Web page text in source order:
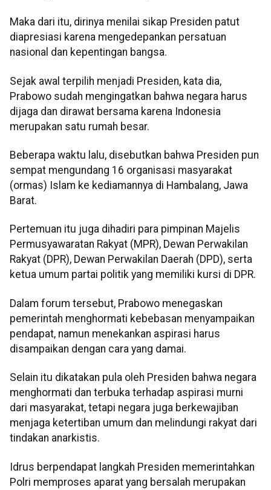
Maka dari itu, dirinya menilai sikap Presiden patut
diapresiasi karena mengedepankan persatuan
nasional dan kepentingan bangsa.
Sejak awal terpilih menjadi Presiden, kata dia,
Prabowo sudah mengingatkan bahwa negara harus
dijaga dan dirawat bersama karena Indonesia
merupakan satu rumah besar.
Beberapa waktu lalu, disebutkan bahwa Presiden pun
sempat mengundang 16 organisasi masyarakat
(ormas) Islam ke kediamannya di Hambalang, Jawa
Barat.
Pertemuan itu juga dihadiri para pimpinan Majelis
Permusyawaratan Rakyat (MPR), Dewan Perwakilan
Rakyat (DPR), Dewan Perwakilan Daerah (DPD), serta
ketua umum partai politik yang memiliki kursi di DPR.
Dalam forum tersebut, Prabowo menegaskan
pemerintah menghormati kebebasan menyampaikan
pendapat, namun menekankan aspirasi harus
disampaikan dengan cara yang damai.
Selain itu dikatakan pula oleh Presiden bahwa negara
menghormati dan terbuka terhadap aspirasi murni
dari masyarakat, tetapi negara juga berkewajiban
menjaga ketertiban umum dan melindungi rakyat dari
tindakan anarkistis.
Idrus berpendapat langkah Presiden memerintahkan
Polri memproses aparat yang bersalah merupakan